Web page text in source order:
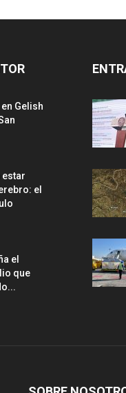
Gelish
estar
el
el
que